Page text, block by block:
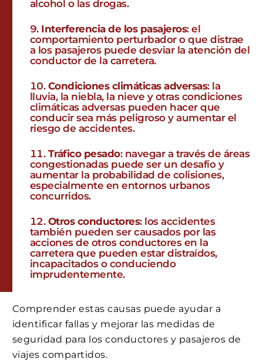
alcohol o las drogas.
Interferencia de los pasajeros: el
comportamiento perturbador o que distrae
a los pasajeros puede desviar la atención del
conductor de la carretera.
Condiciones climáticas adversas: la
lluvia, la niebla, la nieve y otras condiciones
climáticas adversas pueden hacer que
conducir sea más peligroso y aumentar el
riesgo de accidentes.
Tráfico pesado: navegar a través de áreas
congestionadas puede ser un desafío y
aumentar la probabilidad de colisiones,
especialmente en entornos urbanos
concurridos.
Otros conductores: los accidentes
también pueden ser causados ​​por las
acciones de otros conductores en la
carretera que pueden estar distraídos,
incapacitados o conduciendo
imprudentemente.
Comprender estas causas puede ayudar a
identificar fallas y mejorar las medidas de
seguridad para los conductores y pasajeros de
viajes compartidos.